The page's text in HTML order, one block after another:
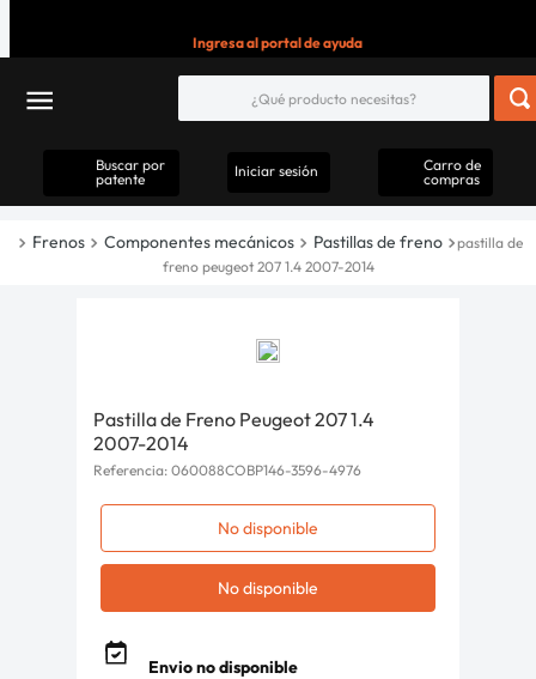
Ingresa al portal de ayuda
Buscar por
patente
Iniciar sesión
Carro de
compras
Frenos Componentes mecánicos Pastillas de freno
pastilla de
freno peugeot 207 1.4 2007-2014
Pastilla de Freno Peugeot 207 1.4
2007-2014
Referencia: 060088COBP146-3596-4976
No disponible
No disponible
Envio no disponible